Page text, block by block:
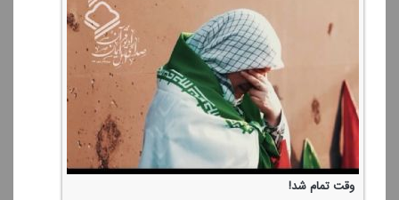
وقت تمام شد!